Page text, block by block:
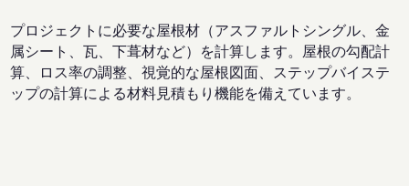
プロジェクトに必要な屋根材（アスファルトシングル、金
属シート、瓦、下葺材など）を計算します。屋根の勾配計
算、ロス率の調整、視覚的な屋根図面、ステップバイステ
ップの計算による材料見積もり機能を備えています。